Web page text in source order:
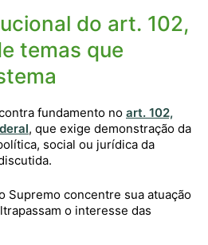
do art. 102,
temas que
fundamento no art. 102,
, que exige demonstração da
social ou jurídica da
Supremo concentre sua atuação
o interesse das